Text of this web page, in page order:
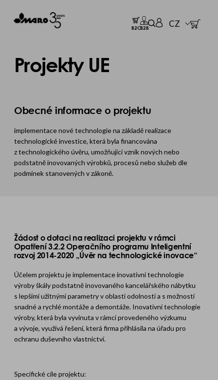
B2CB2B CZ
Projekty UE
Obecné informace o projektu
implementace nové technologie na základě realizace
technologické investice, která byla financována
z technologického úvěru, umožňující vznik nových nebo
podstatně inovovaných výrobků, procesů nebo služeb dle
podmínek stanovených v zákoně.
Žádost o dotaci na realizaci projektu v rámci
Opatření 3.2.2 Operačního programu Inteligentní
rozvoj 2014-2020 „Úvěr na technologické inovace“
Účelem projektu je implementace inovativní technologie
výroby škály podstatně inovovaného kancelářského nábytku
s lepšími užitnými parametry v oblasti odolnosti a s možností
snadné a rychlé montáže a demontáže. Inovativní technologie
výroby, která byla vyvinuta v rámci provedeného výzkumu
a vývoje, využívá řešení, která firma přihlásila na úřadu pro
ochranu duševního vlastnictví.
Specifické cíle projektu: